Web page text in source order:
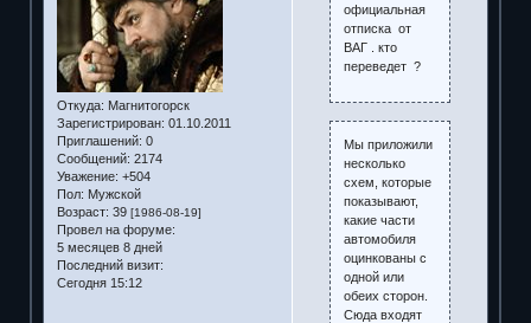
Откуда: Магнитогорск
Зарегистрирован: 01.10.2011
Приглашений: 0
Сообщений: 2174
Уважение: +504
Пол: Мужской
Возраст: 39 [1986-08-19]
Провел на форуме:
5 месяцев 8 дней
Последний визит:
Сегодня 15:12
официальная
отписка от
ВАГ . кто
переведет ?
Мы приложили
несколько
схем, которые
показывают,
какие части
автомобиля
оцинкованы с
одной или
обеих сторон.
Сюда входят